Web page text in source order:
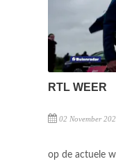
RTL WEER
02 November
op de actuele